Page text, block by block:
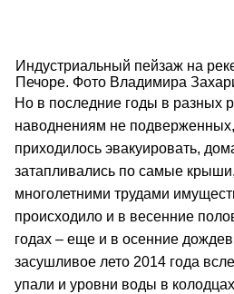
Индустриальный пейзаж на
Печоре. Фото Владимира
Но в последние годы в разных
наводнениям не
приходилось эвакуировать,
затапливались по самые
многолетними трудами
происходило и в весенние
годах – еще и в осенние
засушливое лето 2014 года
упали и уровни воды в